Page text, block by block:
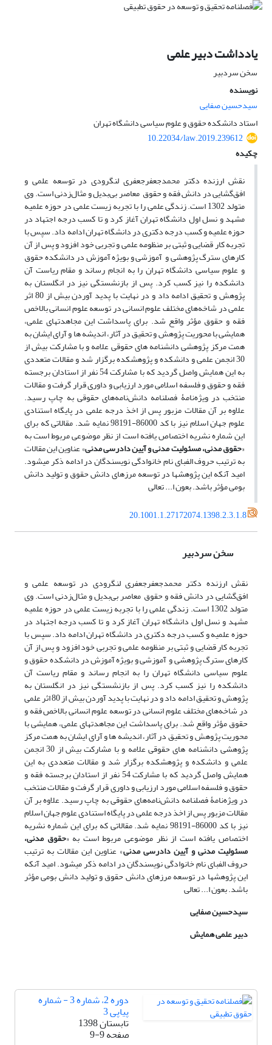
یادداشت دبیر علمی
سخن سردبیر
نویسنده
سیدحسین صفایی
استاد دانشکده حقوق و علوم سیاسی دانشگاه تهران
10.22034/law.2019.239612
چکیده
نقش ارزنده دکتر محمدجعفرجعفری لنگرودی در توسعه علمی و
افق‌گشایی در دانش فقه و حقوق معاصر بی‌بدیل و مثال‌زدنی است. وی
متولد 1302 است. زندگی علمی را با تجربه زیست علمی در حوزه علمیه
مشهد و نسل اول دانشگاه تهران آغاز کرد و تا کسب درجه اجتهاد در
حوزه علمیه و کسب درجه دکتری در دانشگاه تهران ادامه داد. سپس با
تجربه کار قضایی و ثبتی بر منظومه علمی و تجربی خود افزود و پس از آن
کارهای سترگ پژوهشی و آموزشی و بویژه آموزش در دانشکده حقوق
و علوم سیاسی دانشگاه تهران را به انجام رساند و مقام ریاست آن
دانشکده را نیز کسب کرد. پس از بازنشستگی نیز در انگلستان به
پژوهش و تحقیق ادامه داد و در نهایت با پدید آوردن بیش از 80 اثر
علمی در شاخه‌های مختلف علوم انسانی در توسعه علوم انسانی بالاخص
فقه و حقوق مؤثر واقع شد. برای پاسداشت این مجاهدت­های علمی،
همایشی با محوریت پژوهش و تحقیق در آثار، اندیشه ها و آرای ایشان به
همت مرکز پژوهشی دانشنامه های حقوقی علامه و با مشارکت بیش از
30 انجمن علمی و دانشکده و پژوهشکده برگزار شد و مقالات متعددی
به این همایش واصل گردید که با مشارکت 54 نفر از استادان برجسته
فقه و حقوق و فلسفه اسلامی مورد ارزیابی و داوری قرار گرفت و مقالات
منتخب در ویژه‌نامۀ فصلنامه دانش‌نامه‌های حقوقی به چاپ رسید.
علاوه بر آن مقالات مزبور پس از اخذ درجه علمی در پایگاه استنادی
علوم جهان اسلام نیز با کد 86000-98191 نمایه شد. مقالاتی که برای
این شماره نشریه اختصاص یافته است از نظر موضوعی مربوط است به
«حقوق مدنی، مسئولیت مدنی و آیین دادرسی مدنی» عناوین این مقالات
به ترتیب حروف الفبای نام خانوادگی نویسندگان در ادامه ذکر می­شود.
امید آنکه این پژوهش­ها در توسعه مرزهای دانش حقوق و تولید دانش
بومی مؤثر باشد. بعون ا... تعالی
20.1001.1.27172074.1398.2.3.1.8
سخن سردبیر
نقش ارزنده دکتر محمدجعفرجعفری لنگرودی در توسعه علمی و
افق‌گشایی در دانش فقه و حقوق معاصر بی‌بدیل و مثال‌زدنی است. وی
متولد 1302 است. زندگی علمی را با تجربه زیست علمی در حوزه علمیه
مشهد و نسل اول دانشگاه تهران آغاز کرد و تا کسب درجه اجتهاد در
حوزه علمیه و کسب درجه دکتری در دانشگاه تهران ادامه داد. سپس با
تجربه کار قضایی و ثبتی بر منظومه علمی و تجربی خود افزود و پس از آن
کارهای سترگ پژوهشی و آموزشی و بویژه آموزش در دانشکده حقوق و
علوم سیاسی دانشگاه تهران را به انجام رساند و مقام ریاست آن
دانشکده را نیز کسب کرد. پس از بازنشستگی نیز در انگلستان به
پژوهش و تحقیق ادامه داد و در نهایت با پدید آوردن بیش از 80 اثر علمی
در شاخه‌های مختلف علوم انسانی در توسعه علوم انسانی بالاخص فقه و
حقوق مؤثر واقع شد. برای پاسداشت این مجاهدت­های علمی، همایشی با
محوریت پژوهش و تحقیق در آثار، اندیشه ها و آرای ایشان به همت مرکز
پژوهشی دانشنامه های حقوقی علامه و با مشارکت بیش از 30 انجمن
علمی و دانشکده و پژوهشکده برگزار شد و مقالات متعددی به این
همایش واصل گردید که با مشارکت 54 نفر از استادان برجسته فقه و
حقوق و فلسفه اسلامی مورد ارزیابی و داوری قرار گرفت و مقالات منتخب
در ویژه‌نامۀ فصلنامه دانش‌نامه‌های حقوقی به چاپ رسید. علاوه بر آن
مقالات مزبور پس از اخذ درجه علمی در پایگاه استنادی علوم جهان اسلام
نیز با کد 86000-98191 نمایه شد. مقالاتی که برای این شماره نشریه
اختصاص یافته است از نظر موضوعی مربوط است به «حقوق مدنی،
مسئولیت مدنی و آیین دادرسی مدنی» عناوین این مقالات به ترتیب
حروف الفبای نام خانوادگی نویسندگان در ادامه ذکر می­شود. امید آنکه
این پژوهش­ها در توسعه مرزهای دانش حقوق و تولید دانش بومی مؤثر
باشد. بعون ا... تعالی
سیدحسین صفایی
دبیر علمی همایش
دوره 2، شماره 3 - شماره
پیاپی 3
تابستان 1398
صفحه9-9